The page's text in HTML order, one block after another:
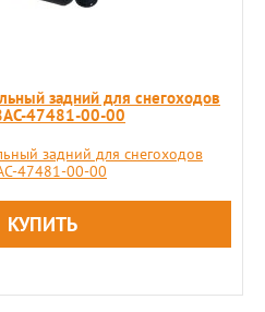
задний для снегоходов
47481-00-00
задний для снегоходов
47481-00-00